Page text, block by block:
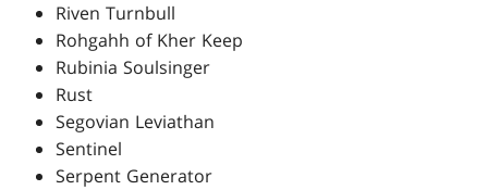
Riven Turnbull
Rohgahh of Kher Keep
Rubinia Soulsinger
Rust
Segovian Leviathan
Sentinel
Serpent Generator